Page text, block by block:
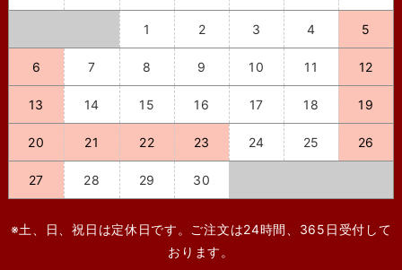
1 2 3 4 5
6 7 8 9 10 11 12
13 14 15 16 17 18 19
20 21 22 23 24 25 26
27 28 29 30
※土、日、祝日は定休日です。ご注文は24時間、365日受付して
おります。